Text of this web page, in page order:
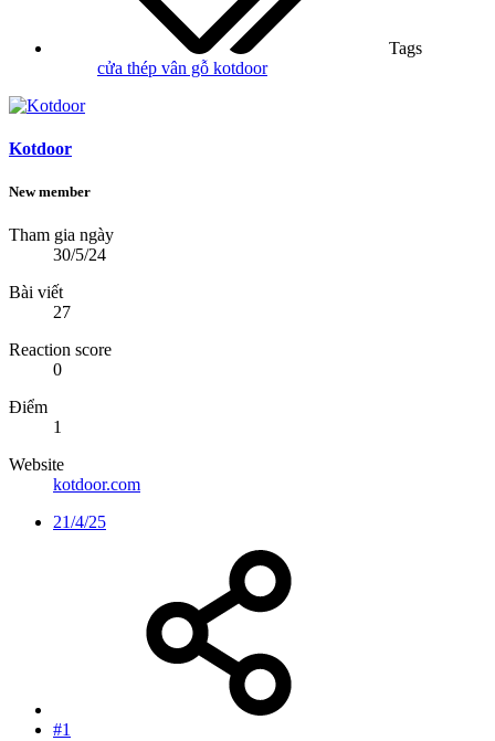
Tags
cửa thép vân gỗ kotdoor
Kotdoor
New member
Tham gia ngày
30/5/24
Bài viết
27
Reaction score
0
Điểm
1
Website
kotdoor.com
21/4/25
#1